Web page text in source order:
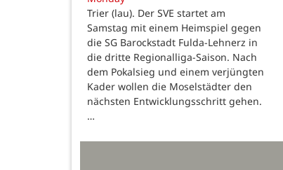
Trier (lau). Der SVE startet am
Samstag mit einem Heimspiel gegen
die SG Barockstadt Fulda-Lehnerz in
die dritte Regionalliga-Saison. Nach
dem Pokalsieg und einem verjüngten
Kader wollen die Moselstädter den
nächsten Entwicklungsschritt gehen.
…